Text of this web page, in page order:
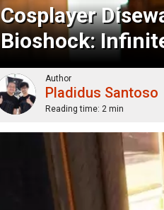
Cosplayer
Bioshock:
Author
Pladidus Santoso
Reading time: 2 min